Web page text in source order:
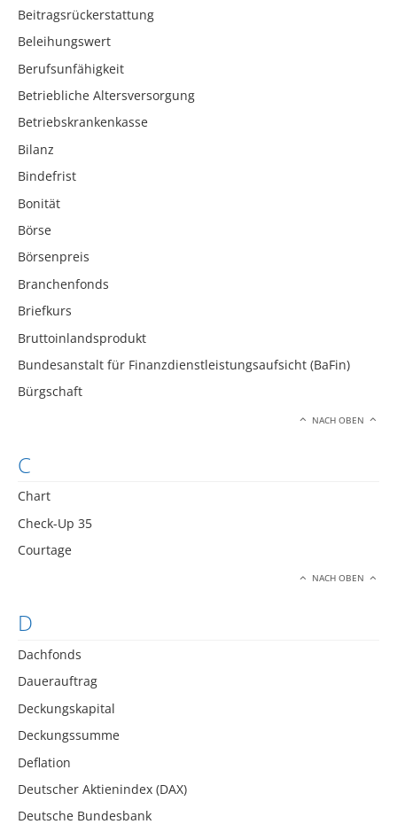
Beitragsrückerstattung
Beleihungswert
Berufsunfähigkeit
Betriebliche Altersversorgung
Betriebskrankenkasse
Bilanz
Bindefrist
Bonität
Börse
Börsenpreis
Branchenfonds
Briefkurs
Bruttoinlandsprodukt
Bundesanstalt für Finanzdienstleistungsaufsicht (BaFin)
Bürgschaft
NACH OBEN
C
Chart
Check-Up 35
Courtage
NACH OBEN
D
Dachfonds
Dauerauftrag
Deckungskapital
Deckungssumme
Deflation
Deutscher Aktienindex (DAX)
Deutsche Bundesbank